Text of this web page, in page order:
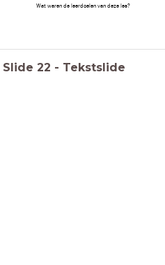
Wat waren de leerdoelen van deze les?
Slide 22 - Tekstslide